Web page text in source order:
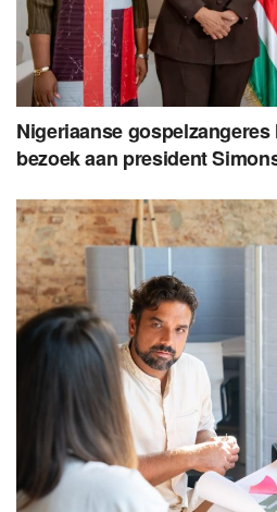
Nigeriaanse
bezoek aan president